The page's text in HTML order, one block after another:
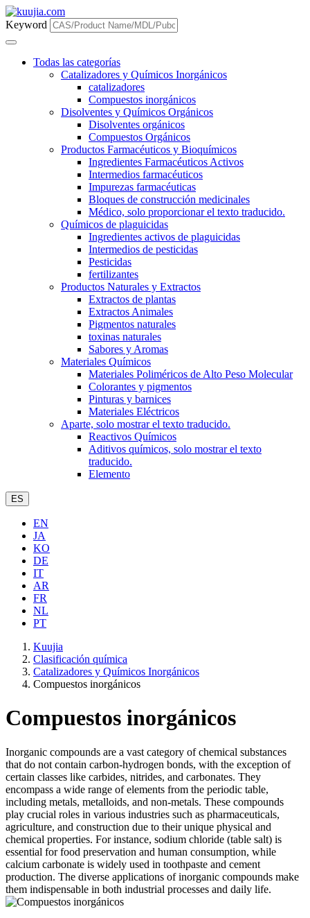
Keyword
Todas las categorías
Catalizadores y Químicos Inorgánicos
catalizadores
Compuestos inorgánicos
Disolventes y Químicos Orgánicos
Disolventes orgánicos
Compuestos Orgánicos
Productos Farmacéuticos y Bioquímicos
Ingredientes Farmacéuticos Activos
Intermedios farmacéuticos
Impurezas farmacéuticas
Bloques de construcción medicinales
Médico, solo proporcionar el texto traducido.
Químicos de plaguicidas
Ingredientes activos de plaguicidas
Intermedios de pesticidas
Pesticidas
fertilizantes
Productos Naturales y Extractos
Extractos de plantas
Extractos Animales
Pigmentos naturales
toxinas naturales
Sabores y Aromas
Materiales Químicos
Materiales Poliméricos de Alto Peso Molecular
Colorantes y pigmentos
Pinturas y barnices
Materiales Eléctricos
Aparte, solo mostrar el texto traducido.
Reactivos Químicos
Aditivos químicos, solo mostrar el texto
traducido.
Elemento
ES
EN
JA
KO
DE
IT
AR
FR
NL
PT
Kuujia
Clasificación química
Catalizadores y Químicos Inorgánicos
Compuestos inorgánicos
Compuestos inorgánicos
Inorganic compounds are a vast category of chemical substances
that do not contain carbon-hydrogen bonds, with the exception of
certain classes like carbides, nitrides, and carbonates. They
encompass a wide range of elements from the periodic table,
including metals, metalloids, and non-metals. These compounds
play crucial roles in various industries such as pharmaceuticals,
agriculture, and construction due to their unique physical and
chemical properties. For instance, sodium chloride (table salt) is
essential for food preservation and human consumption, while
calcium carbonate is widely used in toothpaste and cement
production. The diverse applications of inorganic compounds make
them indispensable in both industrial processes and daily life.